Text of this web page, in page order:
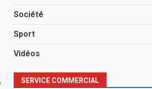
Société
Sport
Vidéos
SERVICE COMMERCIAL